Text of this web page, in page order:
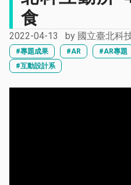
食
2022-04-13 by 國立臺北科
#專題成果 #AR #AR專題
#互動設計系